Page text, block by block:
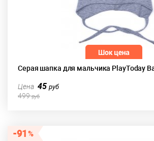
Серая шапка для мальчика PlayToday
Цена 45руб
499руб
91